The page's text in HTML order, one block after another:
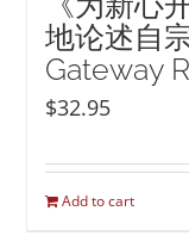
地论述自
Gateway
$32.95
Add to cart